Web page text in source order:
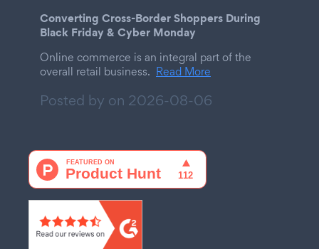
Converting Cross-Border Shoppers During
Black Friday & Cyber Monday
Online commerce is an integral part of the
overall retail business. Read More
Posted by on 2026-08-06